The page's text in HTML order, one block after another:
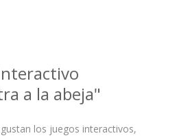
a la abeja"
los juegos interactivos,